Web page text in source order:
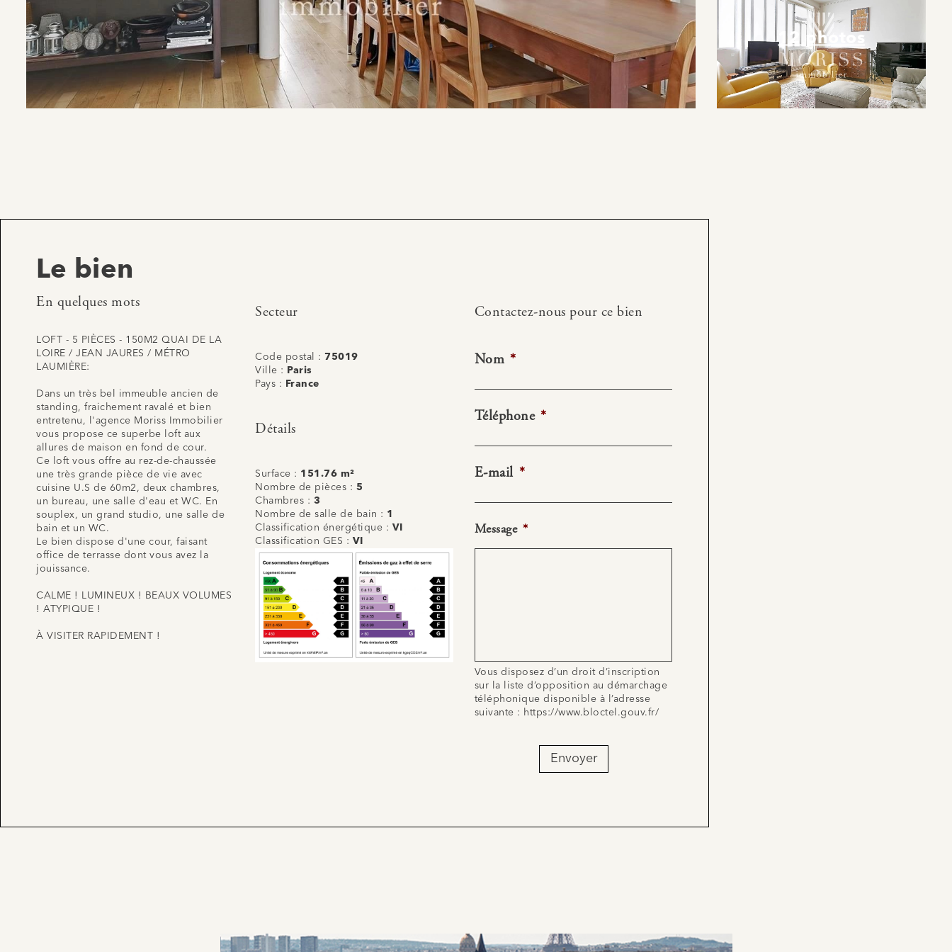
12 photos
Le bien
En quelques mots
LOFT - 5 PIÈCES - 150M2 QUAI DE LA
LOIRE / JEAN JAURES / MÉTRO
LAUMIÈRE:
Dans un très bel immeuble ancien de
standing, fraichement ravalé et bien
entretenu, l'agence Moriss Immobilier
vous propose ce superbe loft aux
allures de maison en fond de cour.
Ce loft vous offre au rez-de-chaussée
une très grande pièce de vie avec
cuisine U.S de 60m2, deux chambres,
un bureau, une salle d'eau et WC. En
souplex, un grand studio, une salle de
bain et un WC.
Le bien dispose d'une cour, faisant
office de terrasse dont vous avez la
jouissance.
CALME ! LUMINEUX ! BEAUX VOLUMES
! ATYPIQUE !
À VISITER RAPIDEMENT !
Secteur
Code postal : 75019
Ville :
Paris
Pays :
France
Détails
Surface : 151.76 m²
Nombre de pièces : 5
Chambres : 3
Nombre de salle de bain : 1
Classification énergétique : VI
Classification GES : VI
Contactez-nous pour ce bien
Nom *
Téléphone *
E-mail *
Message *
Vous disposez d’un droit d’inscription
sur la liste d’opposition au démarchage
téléphonique disponible à l’adresse
suivante : https://www.bloctel.gouv.fr/
Envoyer